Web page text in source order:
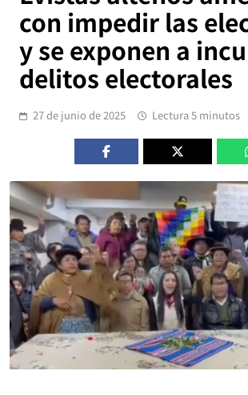
con impedir las
y se exponen a
delitos electorales
27 de junio de 2025 Lectura 5 minutos